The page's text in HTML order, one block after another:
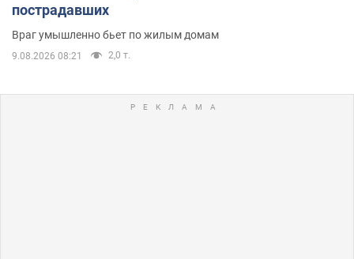
пострадавших
Враг умышленно бьет по жилым домам
9.08.2026 08:21 2,0 т.